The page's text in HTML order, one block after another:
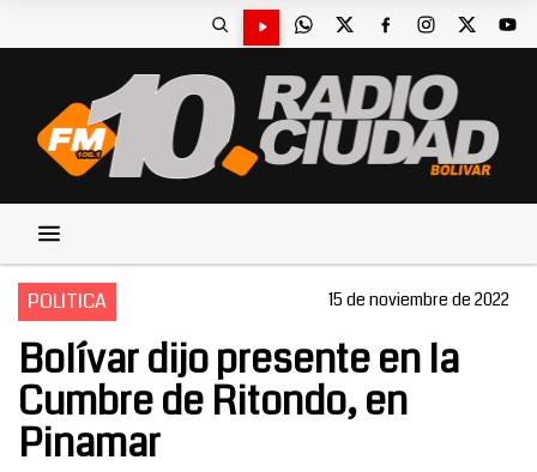
POLITICA 15 de noviembre de 2022
Bolívar dijo presente en la
Cumbre de Ritondo, en
Pinamar